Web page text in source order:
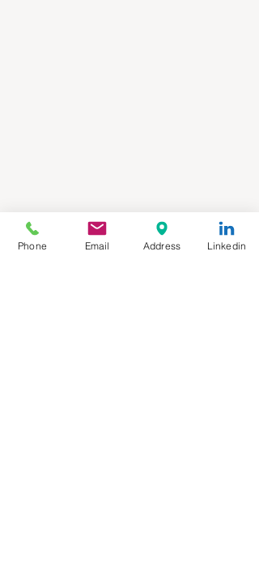
Phone Email Address Linkedin